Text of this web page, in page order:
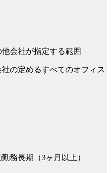
会社が指定する範囲
の定めるすべてのオフィス
務長期（3ヶ月以上）